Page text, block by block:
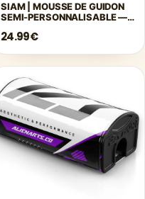
SIAM | MOUSSE DE GUIDON
SEMI-PERSONNALISABLE —
24.99€